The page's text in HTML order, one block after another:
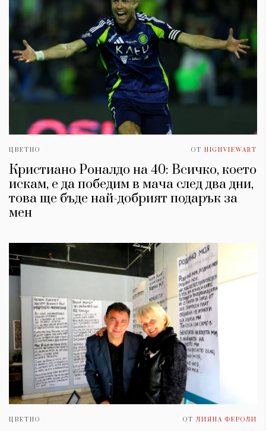
ЦВЕТНО ОТ HIGHVIEWART
Кристиано Роналдо на 40: Всичко, което
искам, е да победим в мача след два дни,
това ще бъде най-добрият подарък за
мен
ЦВЕТНО ОТ ЛИЯНА ФЕРОЛИ